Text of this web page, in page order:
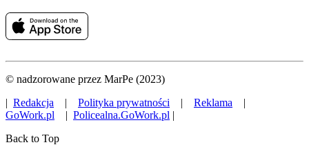
© nadzorowane przez MarPe (2023)
| Redakcja | Polityka prywatności | Reklama |
GoWork.pl | Policealna.GoWork.pl |
Back to Top